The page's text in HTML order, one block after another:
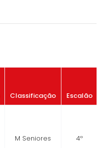
Classificação Escalão
M Seniores 4º